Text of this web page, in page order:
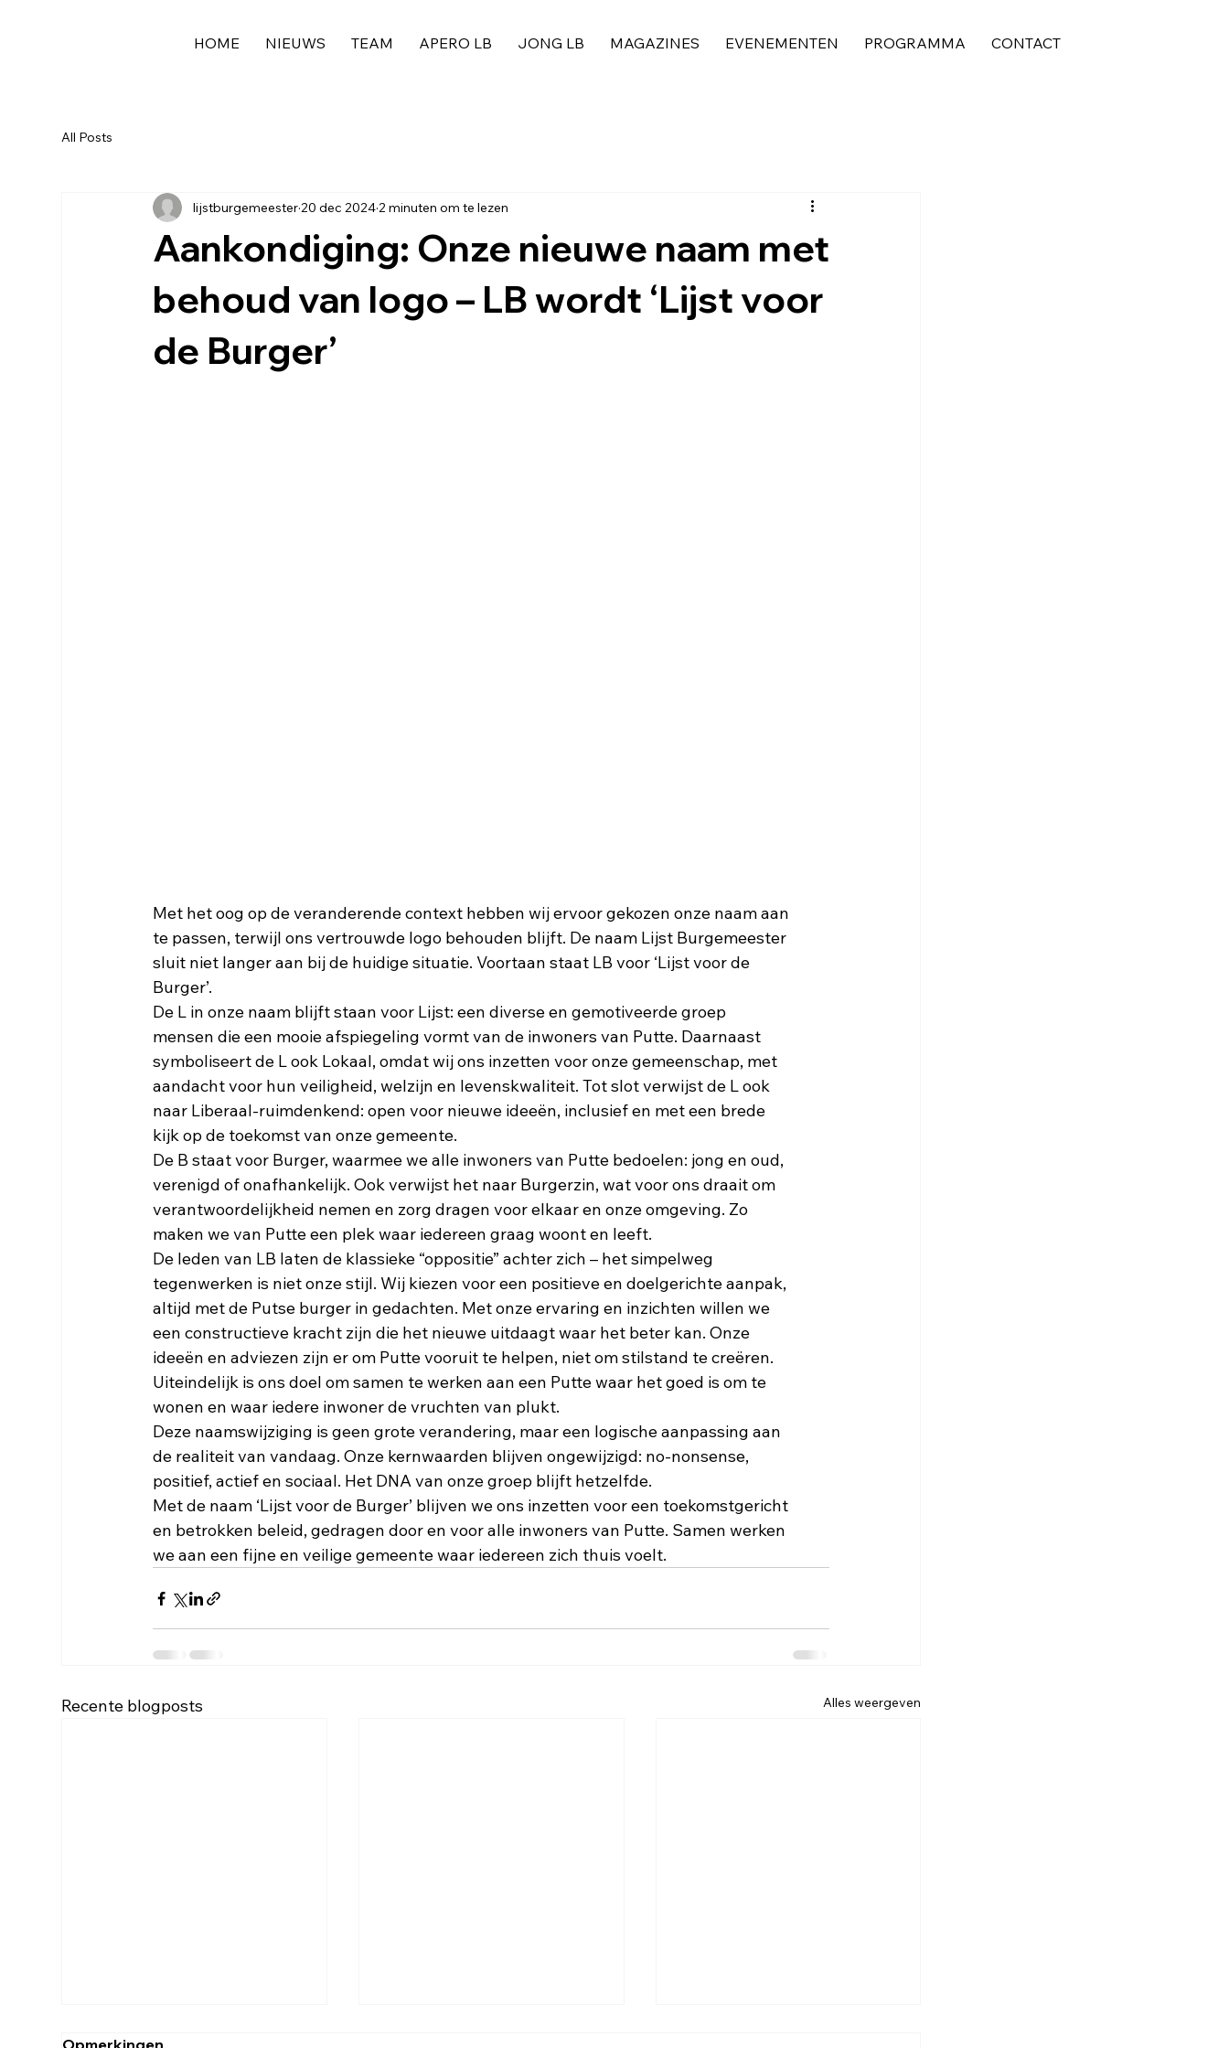
HOME NIEUWS TEAM APERO LB JONG LB MAGAZINES EVENEMENTEN PROGRAMMA CONTACT
All Posts
Aankondiging: Onze nieuwe naam met
behoud van logo – LB wordt ‘Lijst voor
de Burger’
lijstburgemeester 20 dec 2024 2 minuten om te lezen
Met het oog op de veranderende context hebben wij ervoor gekozen onze naam aan
te passen, terwijl ons vertrouwde logo behouden blijft. De naam Lijst Burgemeester
sluit niet langer aan bij de huidige situatie. Voortaan staat LB voor ‘Lijst voor de
Burger’.
De L in onze naam blijft staan voor Lijst: een diverse en gemotiveerde groep
mensen die een mooie afspiegeling vormt van de inwoners van Putte. Daarnaast
symboliseert de L ook Lokaal, omdat wij ons inzetten voor onze gemeenschap, met
aandacht voor hun veiligheid, welzijn en levenskwaliteit. Tot slot verwijst de L ook
naar Liberaal-ruimdenkend: open voor nieuwe ideeën, inclusief en met een brede
kijk op de toekomst van onze gemeente.
De B staat voor Burger, waarmee we alle inwoners van Putte bedoelen: jong en oud,
verenigd of onafhankelijk. Ook verwijst het naar Burgerzin, wat voor ons draait om
verantwoordelijkheid nemen en zorg dragen voor elkaar en onze omgeving. Zo
maken we van Putte een plek waar iedereen graag woont en leeft.
De leden van LB laten de klassieke “oppositie” achter zich – het simpelweg
tegenwerken is niet onze stijl. Wij kiezen voor een positieve en doelgerichte aanpak,
altijd met de Putse burger in gedachten. Met onze ervaring en inzichten willen we
een constructieve kracht zijn die het nieuwe uitdaagt waar het beter kan. Onze
ideeën en adviezen zijn er om Putte vooruit te helpen, niet om stilstand te creëren.
Uiteindelijk is ons doel om samen te werken aan een Putte waar het goed is om te
wonen en waar iedere inwoner de vruchten van plukt.
Deze naamswijziging is geen grote verandering, maar een logische aanpassing aan
de realiteit van vandaag. Onze kernwaarden blijven ongewijzigd: no-nonsense,
positief, actief en sociaal. Het DNA van onze groep blijft hetzelfde.
Met de naam ‘Lijst voor de Burger’ blijven we ons inzetten voor een toekomstgericht
en betrokken beleid, gedragen door en voor alle inwoners van Putte. Samen werken
we aan een fijne en veilige gemeente waar iedereen zich thuis voelt.
Recente blogposts Alles weergeven
Opmerkingen